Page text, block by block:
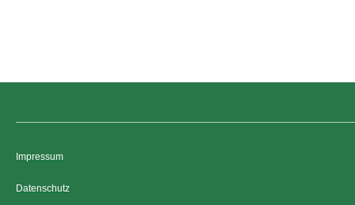
Impressum
Datenschutz